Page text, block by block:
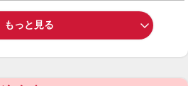
もっと見る